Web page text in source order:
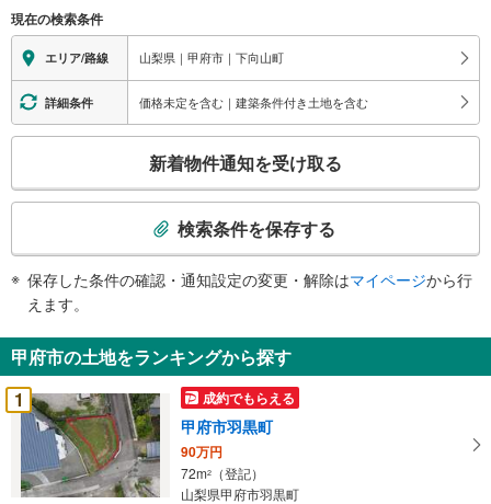
現在の検索条件
エリア/路線 山梨県｜甲府市｜下向山町
詳細条件 価格未定を含む｜建築条件付き土地を含む
検
知
を
受
け
る
・
新着物件通知を受け取る
検索条件を保存する
保存した条件の確認・通知設定の変更・解除はマイページから行
えます。
甲府市の土地をランキングから探す
1
成約でもらえる
甲府市羽黒町
90万円
72m2
（登記）
山梨県甲府市羽黒町